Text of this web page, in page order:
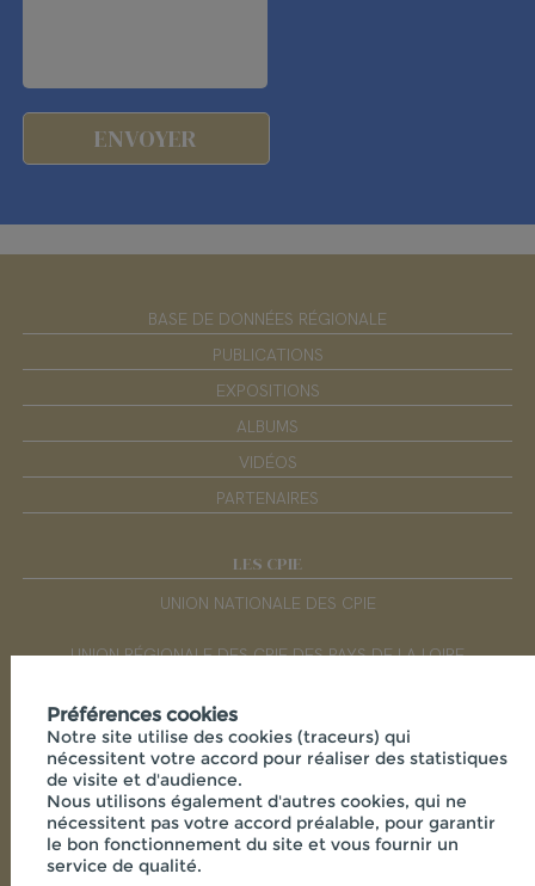
BASE DE DONNÉES RÉGIONALE
PUBLICATIONS
EXPOSITIONS
ALBUMS
VIDÉOS
PARTENAIRES
LES CPIE
UNION NATIONALE DES CPIE
UNION RÉGIONALE DES CPIE DES PAYS DE LA LOIRE
RÉSEAUX SOCIAUX
Préférences cookies
Notre site utilise des cookies (traceurs) qui
nécessitent votre accord pour réaliser des statistiques
de visite et d'audience.
Nous utilisons également d'autres cookies, qui ne
nécessitent pas votre accord préalable, pour garantir
le bon fonctionnement du site et vous fournir un
service de qualité.